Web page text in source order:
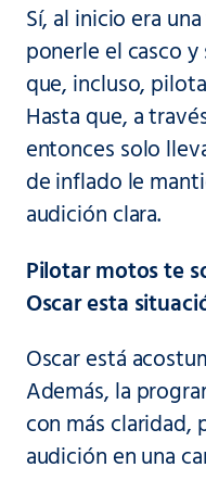
Sí, al inicio era
ponerle el casco
que, incluso,
Hasta que, a
entonces solo
de inflado le
audición clara.
Pilotar motos te
Oscar esta
Oscar está
Además, la
con más claridad,
audición en una